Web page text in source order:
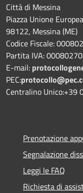
Città di Messina
Piazza Unione Europea
98122, Messina (ME)
Codice Fiscale:
Partita IVA:
E-mail:
PEC:
Centralino Unico:+39
Prenotazione
Segnalazione
Leggi le FAQ
Richiesta di